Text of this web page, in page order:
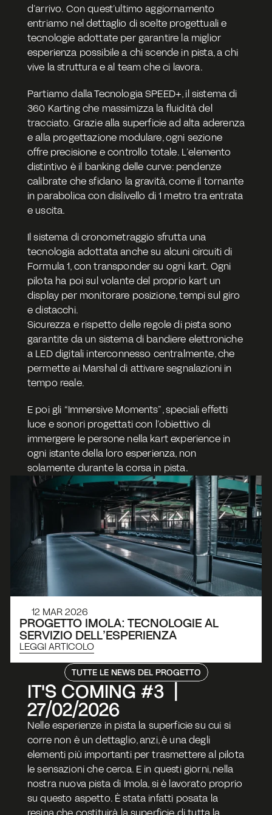
d’arrivo. Con quest’ultimo aggiornamento
entriamo nel dettaglio di scelte progettuali e
tecnologie adottate per garantire la miglior
esperienza possibile a chi scende in pista, a chi
vive la struttura e al team che ci lavora.
Partiamo dalla Tecnologia SPEED+, il sistema di
360 Karting che massimizza la fluidità del
tracciato. Grazie alla superficie ad alta aderenza
e alla progettazione modulare, ogni sezione
offre precisione e controllo totale. L’elemento
distintivo è il banking delle curve: pendenze
calibrate che sfidano la gravità, come il tornante
in parabolica con dislivello di 1 metro tra entrata
e uscita.
Il sistema di cronometraggio sfrutta una
tecnologia adottata anche su alcuni circuiti di
Formula 1, con transponder su ogni kart. Ogni
pilota ha poi sul volante del proprio kart un
display per monitorare posizione, tempi sul giro
e distacchi.
Sicurezza e rispetto delle regole di pista sono
garantite da un sistema di bandiere elettroniche
a LED digitali interconnesso centralmente, che
permette ai Marshal di attivare segnalazioni in
tempo reale.
E poi gli “Immersive Moments”, speciali effetti
luce e sonori progettati con l’obiettivo di
immergere le persone nella kart experience in
ogni istante della loro esperienza, non
solamente durante la corsa in pista.
12 MAR 2026
PROGETTO IMOLA: TECNOLOGIE AL
SERVIZIO DELL’ESPERIENZA
LEGGI ARTICOLO
TUTTE LE NEWS DEL PROGETTO
IT'S COMING #3  |
27/02/2026
Nelle esperienze in pista la superficie su cui si
corre non è un dettaglio, anzi, è una degli
elementi più importanti per trasmettere al pilota
le sensazioni che cerca. E in questi giorni, nella
nostra nuova pista di Imola, si è lavorato proprio
su questo aspetto. È stata infatti posata la
resina che costituirà la superficie di tutta la